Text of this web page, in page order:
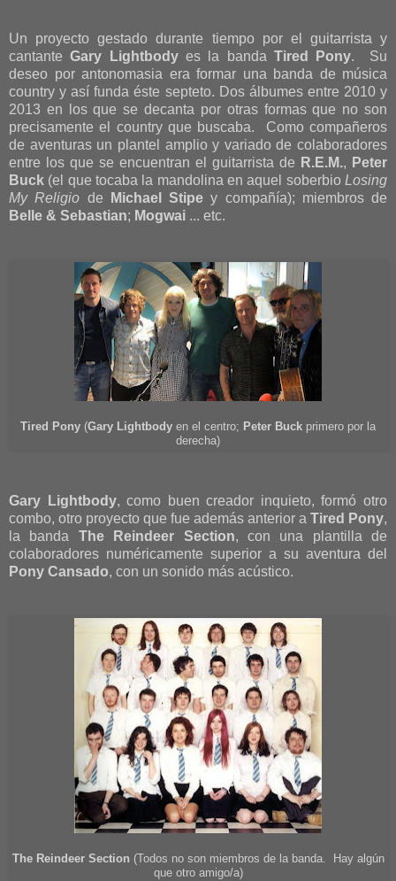
Un proyecto gestado durante tiempo por el guitarrista y
cantanteGary Lightbodyes la bandaTired Pony. Su
deseo por antonomasia era formar una banda de música
country y así funda éste septeto. Dos álbumes entre 2010 y
2013 en los que se decanta por otras formas que no son
precisamente el country que buscaba. Como compañeros
de aventuras un plantel amplio y variado de colaboradores
entre los que se encuentran el guitarrista de R.E.M., Peter
Buck (el que tocaba la mandolina en aquel soberbio Losing
My Religio de Michael Stipe y compañía); miembros de
Belle & Sebastian; Mogwai ... etc.
Tired Pony (Gary Lightbody en el centro; Peter Buck primero por la
derecha)
Gary Lightbody, como buen creador inquieto, formó otro
combo, otro proyecto que fue además anterior a Tired Pony,
la banda The Reindeer Section, con una plantilla de
colaboradores numéricamente superior a su aventura del
Pony Cansado, con un sonido más acústico.
The Reindeer Section (Todos no son miembros de la banda. Hay algún
que otro amigo/a)